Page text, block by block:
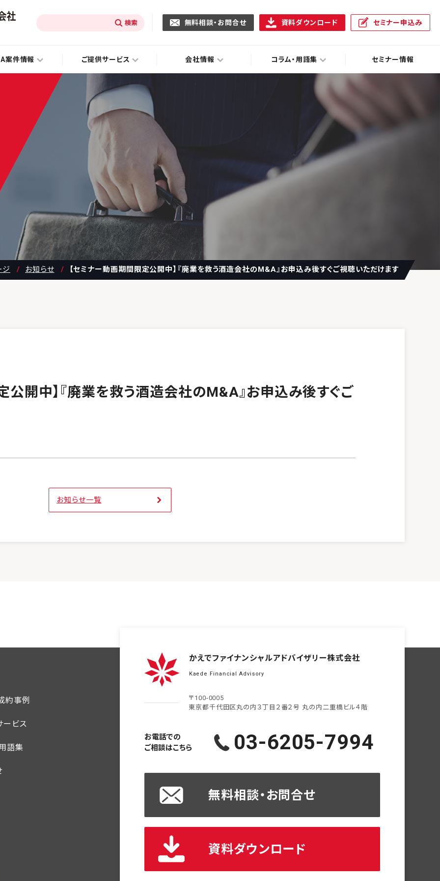
無料相談・お問合せ 資料ダウンロード セミナー申込み
案件情報 ご提供サービス 会社情報 コラム・用語集 セミナー情報
ジ お知らせ 【セミナー動画期間限定公開中】『廃業を救う酒造会社のM&A』お申込み後すぐご視聴いただけます
公開中】『廃業を救う酒造会社のM&A』お申込み後すぐご
お知らせ一覧
約事例
ービス
語集
かえでファイナンシャルアドバイザリー株式会社
Kaede Financial Advisory
〒100-0005
東京都千代田区丸の内３丁目２番２号 丸の内二重橋ビル４階
お電話での
ご相談はこちら
03-6205-7994
無料相談・お問合せ
資料ダウンロード